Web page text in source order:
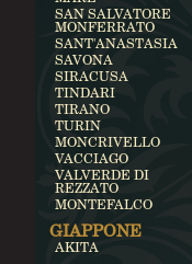
SAN SALVATORE
MONFERRATO
SANT'ANASTASIA
SAVONA
SIRACUSA
TINDARI
TIRANO
TURIN
MONCRIVELLO
VACCIAGO
VALVERDE DI
REZZATO
MONTEFALCO
GIAPPONE
AKITA